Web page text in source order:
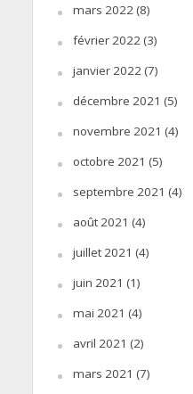
mars 2022(8)
février 2022(3)
janvier 2022(7)
décembre 2021 (5)
novembre 2021 (4)
octobre 2021 (5)
septembre 2021 (4)
août 2021 (4)
juillet 2021 (4)
juin 2021 (1)
mai 2021 (4)
avril 2021 (2)
mars 2021 (7)